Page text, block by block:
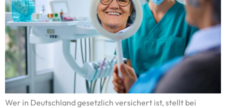
Wer in Deutschland gesetzlich versichert ist, stellt bei